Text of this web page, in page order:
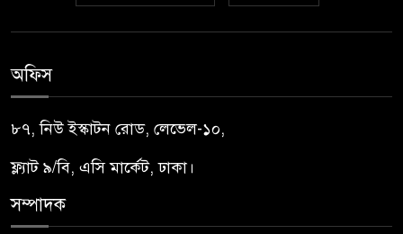
অফিস
৮৭, নিউ ইস্কাটন রোড, লেভেল-১০,
ফ্ল্যাট ৯/বি, এসি মার্কেট, ঢাকা।
সম্পাদক